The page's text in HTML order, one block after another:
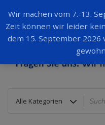
Wir machen vom 7.-13.
Zeit können wir leider
dem 15. September